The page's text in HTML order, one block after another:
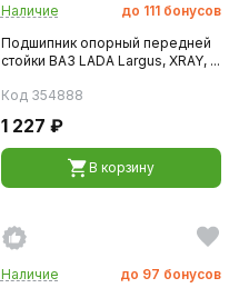
Наличие до 111 бонусов
Подшипник опорный передней
стойки ВАЗ LADA Largus, XRAY, ...
Код 354888
1 227 ₽
В корзину
Наличие до 97 бонусов